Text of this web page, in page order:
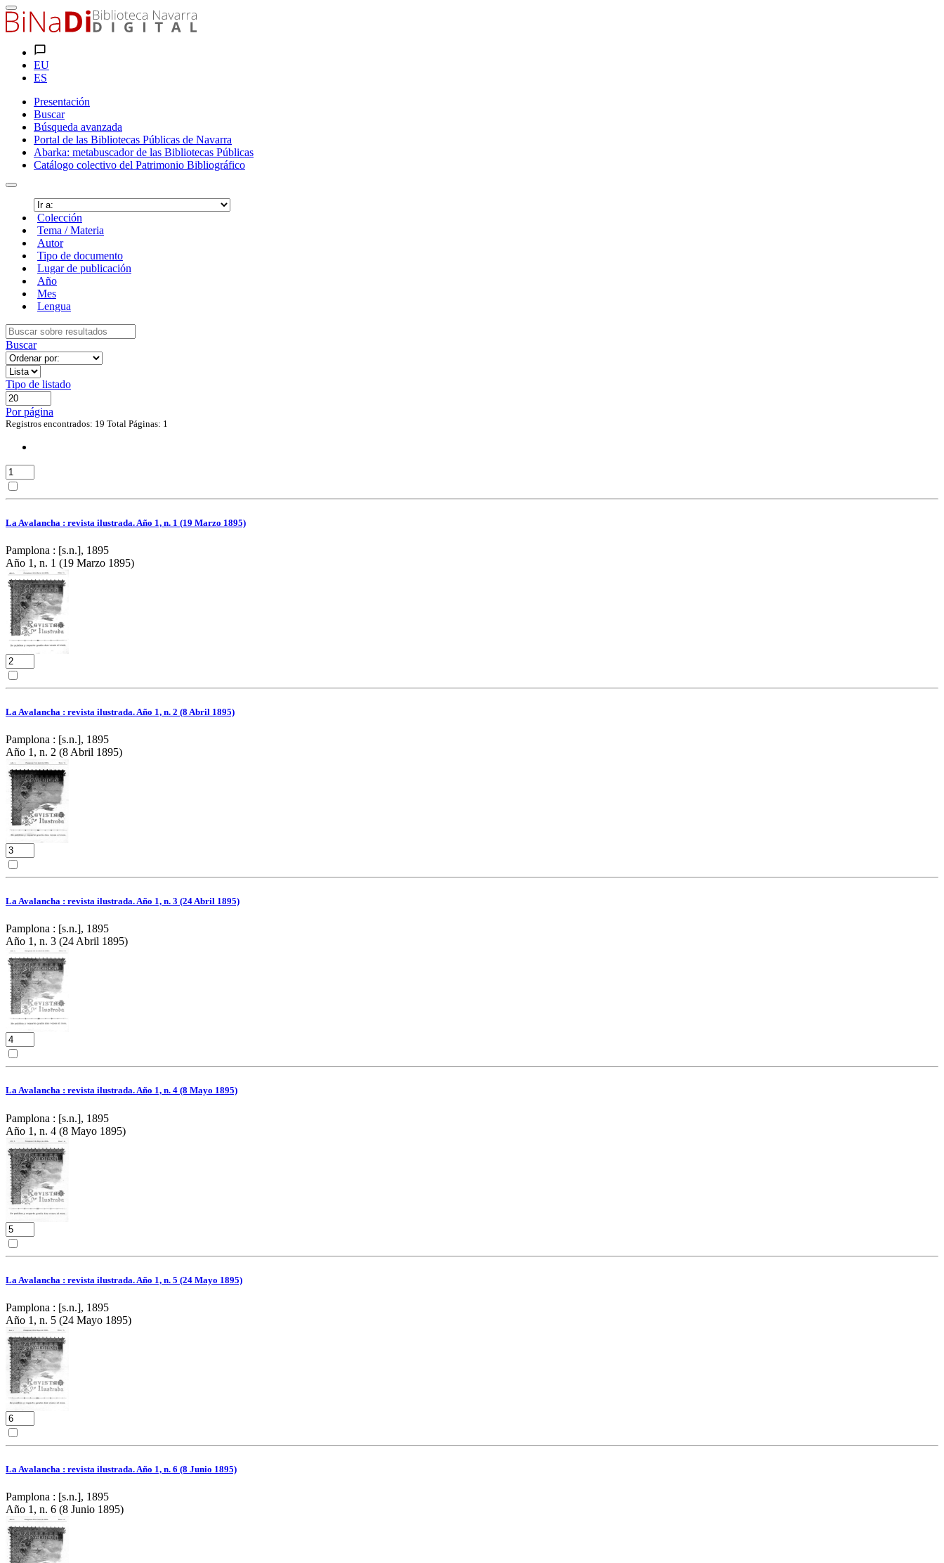
EU
ES
Presentación
Buscar
Búsqueda avanzada
Portal de las Bibliotecas Públicas de Navarra
Abarka: metabuscador de las Bibliotecas Públicas
Catálogo colectivo del Patrimonio Bibliográfico
Colección
Tema / Materia
Autor
Tipo de documento
Lugar de publicación
Año
Mes
Lengua
Buscar
Tipo de listado
Por página
Registros encontrados: 19 Total Páginas: 1
La Avalancha : revista ilustrada. Año 1, n. 1 (19 Marzo 1895)
Pamplona : [s.n.], 1895
Año 1, n. 1 (19 Marzo 1895)
La Avalancha : revista ilustrada. Año 1, n. 2 (8 Abril 1895)
Pamplona : [s.n.], 1895
Año 1, n. 2 (8 Abril 1895)
La Avalancha : revista ilustrada. Año 1, n. 3 (24 Abril 1895)
Pamplona : [s.n.], 1895
Año 1, n. 3 (24 Abril 1895)
La Avalancha : revista ilustrada. Año 1, n. 4 (8 Mayo 1895)
Pamplona : [s.n.], 1895
Año 1, n. 4 (8 Mayo 1895)
La Avalancha : revista ilustrada. Año 1, n. 5 (24 Mayo 1895)
Pamplona : [s.n.], 1895
Año 1, n. 5 (24 Mayo 1895)
La Avalancha : revista ilustrada. Año 1, n. 6 (8 Junio 1895)
Pamplona : [s.n.], 1895
Año 1, n. 6 (8 Junio 1895)